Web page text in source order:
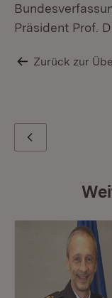
Präsident Prof.
Zurück zur